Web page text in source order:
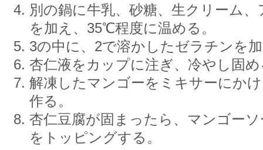
別の鍋に牛乳、砂糖、生クリーム
を加え、35℃程度に温める。
3の中に、2で溶かしたゼラチンを
杏仁液をカップに注ぎ、冷やし固
解凍したマンゴーをミキサーにか
作る。
杏仁豆腐が固まったら、マンゴー
をトッピングする。